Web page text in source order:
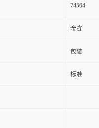
74564
金鑫
包装
标准